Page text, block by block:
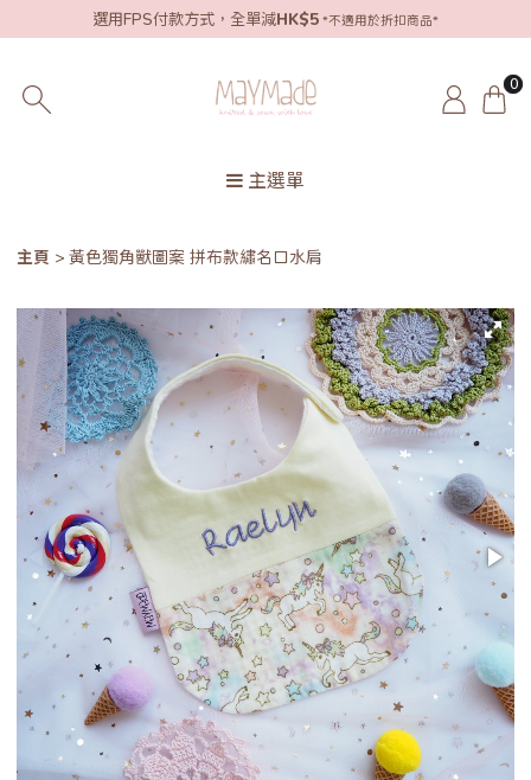
選用FPS付款方式，全單減HK$5 *不適用於折扣商品*
0
主選單
主頁 黃色獨角獸圖案 拼布款繡名口水肩